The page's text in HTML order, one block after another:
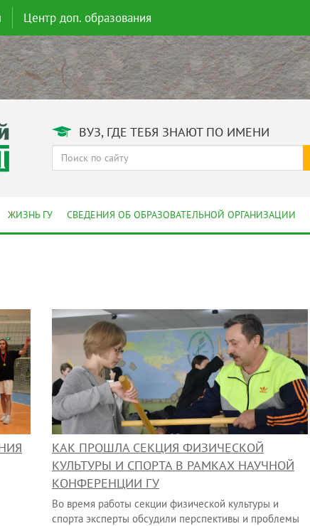
Центр доп. образования
ВУЗ, ГДЕ ТЕБЯ ЗНАЮТ ПО ИМЕНИ
ЖИЗНЬ ГУ СВЕДЕНИЯ ОБ ОБРАЗОВАТЕЛЬНОЙ ОРГАНИЗАЦИИ
КАК ПРОШЛА СЕКЦИЯ ФИЗИЧЕСКОЙ
КУЛЬТУРЫ И СПОРТА В РАМКАХ НАУЧНОЙ
КОНФЕРЕНЦИИ ГУ
Во время работы секции физической культуры и
спорта эксперты обсудили перспективы и проблемы